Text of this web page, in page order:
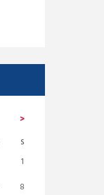
S
1
8